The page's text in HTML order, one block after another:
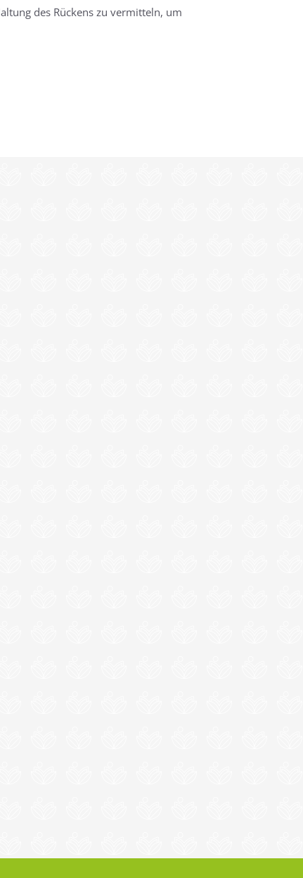
des Rückens zu vermitteln, um